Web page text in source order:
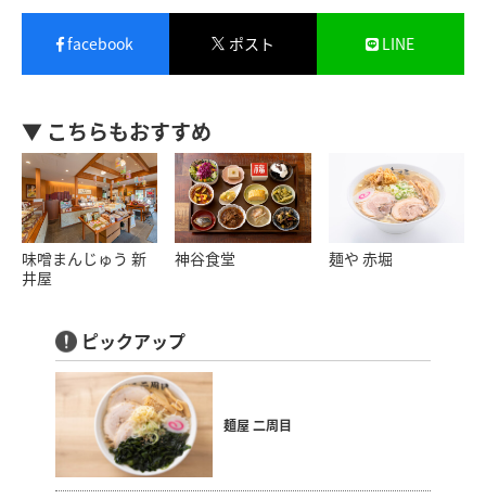
facebook ポスト LINE
▼ こちらもおすすめ
味噌まんじゅう 新
井屋
神谷食堂 麺や 赤堀
ピックアップ
麺屋 二周目